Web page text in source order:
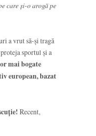
care și-o arogă pe
a vrut să-și tragă
sportul și a
mai bogate
european, bazat
Recent,